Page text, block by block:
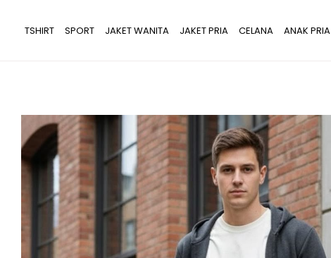
kontenTSHIRT SPORT JAKET WANITA JAKET PRIA CELANA ANAK PRIA